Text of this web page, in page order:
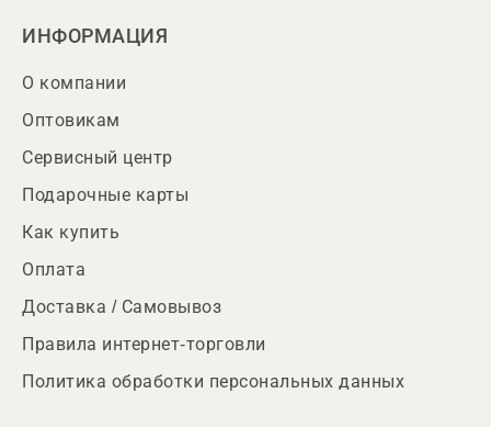
ИНФОРМАЦИЯ
О компании
Оптовикам
Сервисный центр
Подарочные карты
Как купить
Оплата
Доставка / Самовывоз
Правила интернет-торговли
Политика обработки персональных данных